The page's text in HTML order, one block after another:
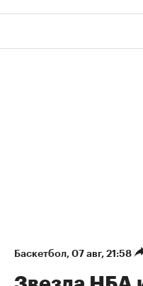
Баскетбол⁠, 07 авг, 21:58